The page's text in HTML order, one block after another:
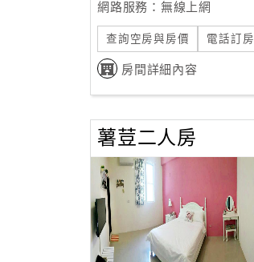
網路服務：無線上網
查詢空房與房價 電話訂房
房間詳細內容
薯荳二人房